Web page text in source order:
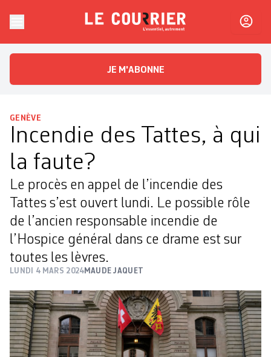
Le CourrierL'essentiel, autrement
JE M'ABONNE
GENÈVE
Incendie des Tattes, à qui
la faute?
Le procès en appel de l’incendie des
Tattes s’est ouvert lundi. Le possible rôle
de l’ancien responsable incendie de
l’Hospice général dans ce drame est sur
toutes les lèvres.
LUNDI 4 MARS 2024MAUDE JAQUET